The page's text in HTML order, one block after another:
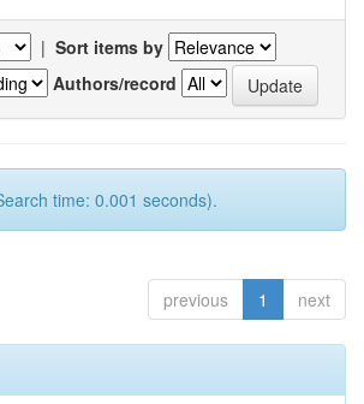
| Sort items by
Authors/record
time: 0.001 seconds).
previous 1 next